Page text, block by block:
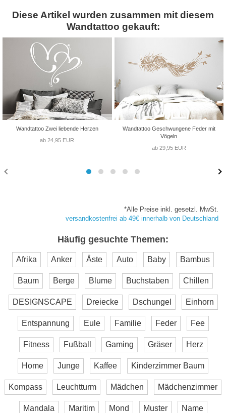
Diese Artikel wurden zusammen mit diesem
Wandtattoo gekauft:
Wandtattoo Zwei liebende Herzen
ab 24,95 EUR
Wandtattoo Geschwungene Feder mit
Vögeln
ab 29,95 EUR
*Alle Preise inkl. gesetzl. MwSt.
versandkostenfrei ab 49€ innerhalb von Deutschland
Häufig gesuchte Themen:
Afrika Anker Äste Auto Baby Bambus
Baum Berge Blume Buchstaben Chillen
DESIGNSCAPE Dreiecke Dschungel Einhorn
Entspannung Eule Familie Feder Fee
Fitness Fußball Gaming Gräser Herz
Home Junge Kaffee Kinderzimmer Baum
Kompass Leuchtturm Mädchen Mädchenzimmer
Mandala Maritim Mond Muster Name